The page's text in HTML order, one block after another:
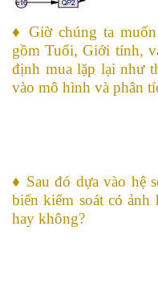
♦ Giờ chúng ta
gồm Tuổi, Giới tính,
định mua lặp lại như
vào mô hình và phân
♦ Sau đó dựa vào hệ
biến kiểm soát có
hay không?